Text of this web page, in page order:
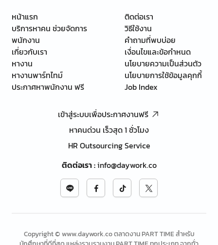
หน้าแรก
บริการหาคน ช่วยจัดการ
พนักงาน
เกี่ยวกับเรา
หางาน
หางานพาร์ทไทม์
ประกาศหาพนักงาน ฟรี
ติดต่อเรา
วิธีใช้งาน
คำถามที่พบบ่อย
เงื่อนไขและข้อกำหนด
นโยบายความเป็นส่วนตัว
นโยบายการใช้ข้อมูลคุกกี้
Job Index
เข้าสู่ระบบเพื่อประกาศงานฟรี
หาคนด่วน เร็วสุด 1 ชั่วโมง
HR Outsourcing Service
ติดต่อเรา:info@daywork.co
Copyright © www.daywork.co ตลาดงาน PART TIME สำหรับ